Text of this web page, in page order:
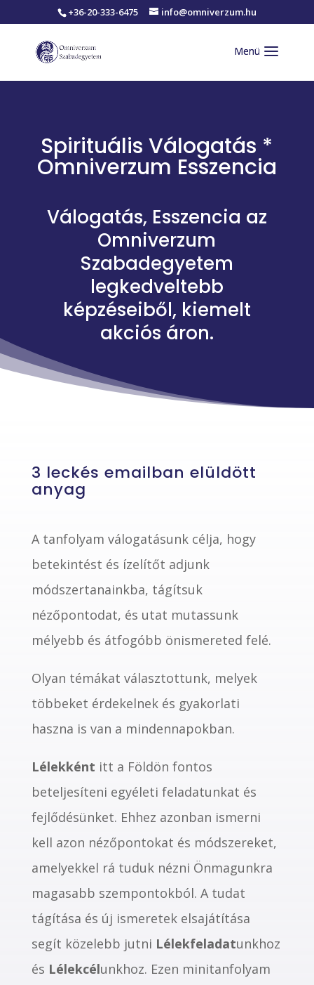
+36-20-333-6475 info@omniverzum.hu
Spirituális Válogatás *
Omniverzum Esszencia
Válogatás, Esszencia az
Omniverzum
Szabadegyetem
legkedveltebb
képzéseiből, kiemelt
akciós áron.
3 leckés emailban elüldött
anyag
A tanfolyam válogatásunk célja, hogy
betekintést és ízelítőt adjunk
módszertanainkba, tágítsuk
nézőpontodat, és utat mutassunk
mélyebb és átfogóbb önismereted felé.
Olyan témákat választottunk, melyek
többeket érdekelnek és gyakorlati
haszna is van a mindennapokban.
Lélekként itt a Földön fontos
beteljesíteni egyéleti feladatunkat és
fejlődésünket. Ehhez azonban ismerni
kell azon nézőpontokat és módszereket,
amelyekkel rá tuduk nézni Önmagunkra
magasabb szempontokból. A tudat
tágítása és új ismeretek elsajátítása
segít közelebb jutni Lélekfeladatunkhoz
és Lélekcélunkhoz. Ezen minitanfolyam